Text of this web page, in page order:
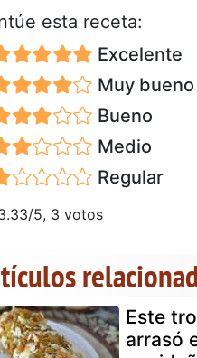
esta receta:
Excelente
Muy bueno
Bueno
Medio
Regular
5, 3 votos
Este
arrasó